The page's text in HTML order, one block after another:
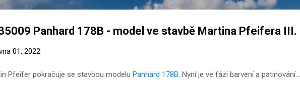
Panhard 178B - model ve stavbě Martina Pfeifera III.
01, 2022
Pfeifer pokračuje se stavbou modelu Panhard 178B. Nyní je ve fázi barvení a patinování...